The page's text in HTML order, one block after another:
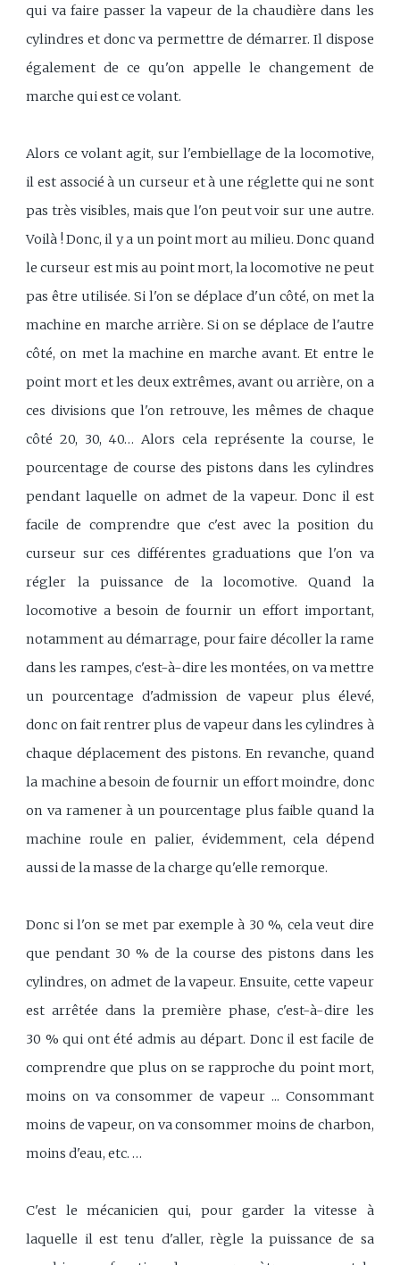
qui va faire passer la vapeur de la chaudière dans les
cylindres et donc va permettre de démarrer. Il dispose
également de ce qu'on appelle le changement de
marche qui est ce volant.
Alors ce volant agit, sur l'embiellage de la locomotive,
il est associé à un curseur et à une réglette qui ne sont
pas très visibles, mais que l'on peut voir sur une autre.
Voilà ! Donc, il y a un point mort au milieu. Donc quand
le curseur est mis au point mort, la locomotive ne peut
pas être utilisée. Si l'on se déplace d'un côté, on met la
machine en marche arrière. Si on se déplace de l'autre
côté, on met la machine en marche avant. Et entre le
point mort et les deux extrêmes, avant ou arrière, on a
ces divisions que l'on retrouve, les mêmes de chaque
côté 20, 30, 40… Alors cela représente la course, le
pourcentage de course des pistons dans les cylindres
pendant laquelle on admet de la vapeur. Donc il est
facile de comprendre que c'est avec la position du
curseur sur ces différentes graduations que l'on va
régler la puissance de la locomotive. Quand la
locomotive a besoin de fournir un effort important,
notamment au démarrage, pour faire décoller la rame
dans les rampes, c'est-à-dire les montées, on va mettre
un pourcentage d'admission de vapeur plus élevé,
donc on fait rentrer plus de vapeur dans les cylindres à
chaque déplacement des pistons. En revanche, quand
la machine a besoin de fournir un effort moindre, donc
on va ramener à un pourcentage plus faible quand la
machine roule en palier, évidemment, cela dépend
aussi de la masse de la charge qu'elle remorque.
Donc si l'on se met par exemple à 30 %, cela veut dire
que pendant 30 % de la course des pistons dans les
cylindres, on admet de la vapeur. Ensuite, cette vapeur
est arrêtée dans la première phase, c'est-à-dire les
30 % qui ont été admis au départ. Donc il est facile de
comprendre que plus on se rapproche du point mort,
moins on va consommer de vapeur ... Consommant
moins de vapeur, on va consommer moins de charbon,
moins d'eau, etc. …
C'est le mécanicien qui, pour garder la vitesse à
laquelle il est tenu d'aller, règle la puissance de sa